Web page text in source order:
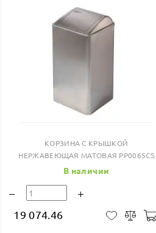
Купить в один клик
КОРЗИНА С КРЫШКОЙ
НЕРЖАВЕЮЩАЯ МАТОВАЯ PP0065CS
В наличии
19 074.46 В